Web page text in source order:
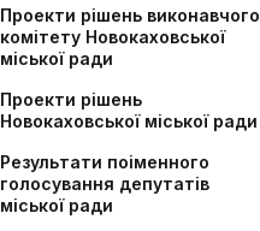
Проекти рішень виконавчого
комітету Новокаховської
міської ради
Проекти рішень
Новокаховської міської ради
Результати поіменного
голосування депутатів
міської ради